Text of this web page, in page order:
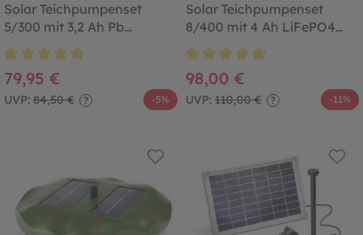
Solar Teichpumpenset
5/300 mit 3,2 Ah Pb
Akkuspeicher
79,95 €
UVP: 84,50 € ? -5%
Solar Teichpumpenset
8/400 mit 4 Ah LiFePO4
Akkuspeicher
98,00 €
UVP: 110,00 € ? -11%